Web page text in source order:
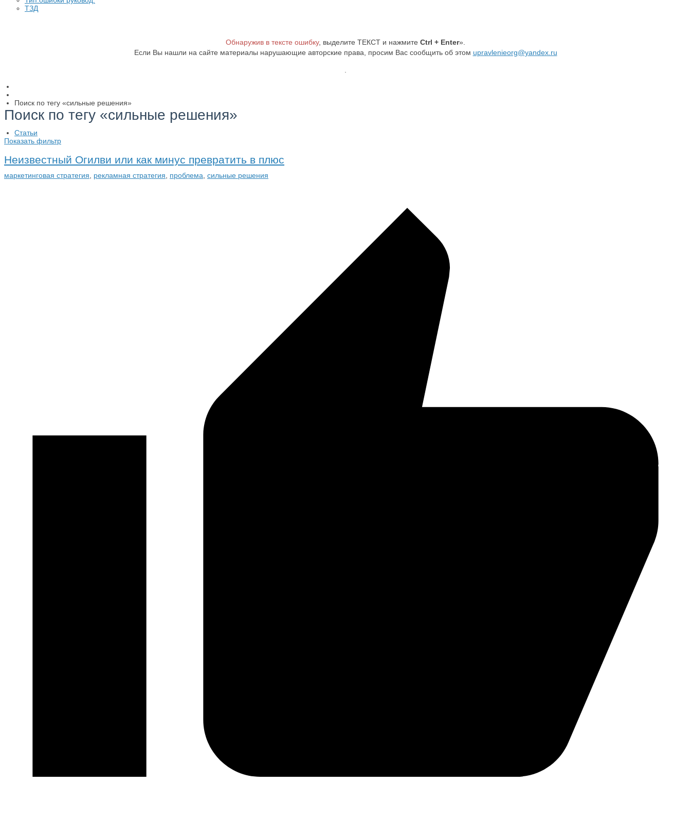
ТЗД
Обнаружив в тексте ошибку, выделите ТЕКСТ и нажмите Ctrl + Enter».
Если Вы нашли на сайте материалы нарушающие авторские права, просим Вас сообщить об этом upravlenieorg@yandex.ru
Поиск по тегу «сильные решения»
Поиск по тегу «сильные решения»
Статьи
Показать фильтр
Неизвестный Огилви или как минус превратить в плюс
маркетинговая стратегия, рекламная стратегия, проблема, сильные решения